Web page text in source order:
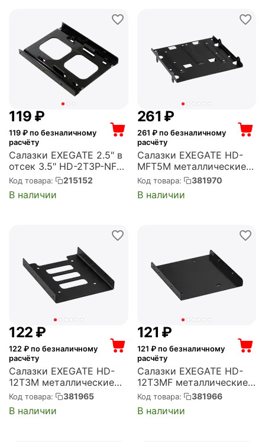
‍119‍ ₽
119 ₽ по безналичному
расчёту
Салазки EXEGATE 2.5" в
отсек 3.5" HD-2T3P-NF
(EX269594RUS)
Код товара: 215152
В наличии
‍261‍ ₽
261 ₽ по безналичному
расчёту
Салазки EXEGATE HD-
MFT5M металлические
для 4xHDD/SSD 2.5" или
2xHDD/SSD 2.5"+1xHDD
3.5" или 2xHDD/SSD
Код товара: 381970
В наличии
‍122‍ ₽
122 ₽ по безналичному
расчёту
Салазки EXEGATE HD-
12T3M металлические
для установки HDD/SSD
2.5" в отсек 3.5"
(EX292546RUS)
Код товара: 381965
В наличии
‍121‍ ₽
121 ₽ по безналичному
расчёту
Салазки EXEGATE HD-
12T3MF металлические
для установки HDD/SSD
2.5" в отсек 3.5"
(EX292547RUS)
Код товара: 381966
В наличии